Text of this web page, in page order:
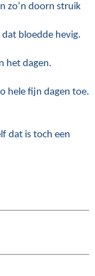
zo’n doorn struik
bloedde hevig.
het dagen.
hele fijn dagen toe.
een